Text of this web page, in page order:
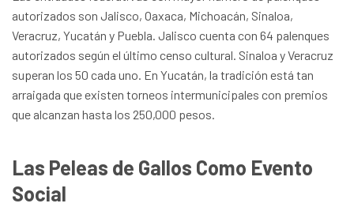
autorizados son Jalisco, Oaxaca, Michoacán, Sinaloa,
Veracruz, Yucatán y Puebla. Jalisco cuenta con 64 palenques
autorizados según el último censo cultural. Sinaloa y Veracruz
superan los 50 cada uno. En Yucatán, la tradición está tan
arraigada que existen torneos intermunicipales con premios
que alcanzan hasta los 250,000 pesos.
Las Peleas de Gallos Como Evento
Social